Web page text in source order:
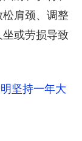
肩颈、调整
或劳损导致
坚持一年大